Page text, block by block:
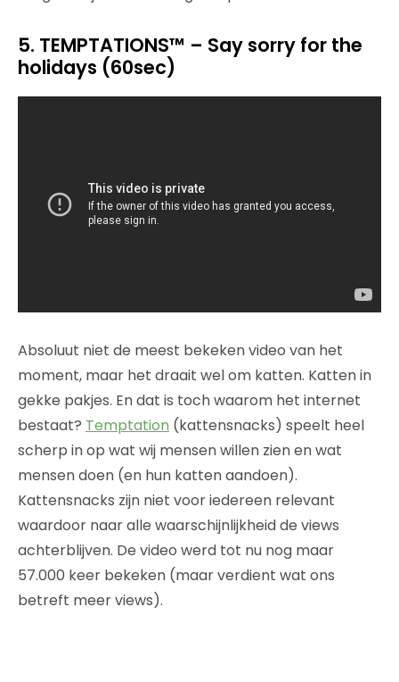
5. TEMPTATIONS™ – Say sorry for the
holidays (60sec)
Absoluut niet de meest bekeken video van het
moment, maar het draait wel om katten. Katten in
gekke pakjes. En dat is toch waarom het internet
bestaat? Temptation (kattensnacks) speelt heel
scherp in op wat wij mensen willen zien en wat
mensen doen (en hun katten aandoen).
Kattensnacks zijn niet voor iedereen relevant
waardoor naar alle waarschijnlijkheid de views
achterblijven. De video werd tot nu nog maar
57.000 keer bekeken (maar verdient wat ons
betreft meer views).